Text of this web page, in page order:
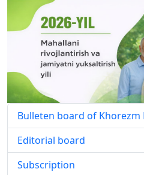
Bulleten board of Khorezm
Editorial board
Subscription